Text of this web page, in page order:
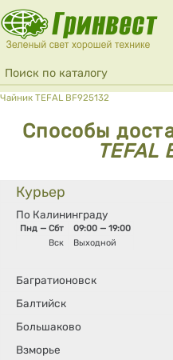
Перейти к основному
Форма поиска
Поиск
Вы здесь
Чайник TEFAL BF925132
Способы
TEFAL
Курьер
По Калининграду
Пнд — Сбт
09:00 — 19:00
Вск
Выходной
Багратионовск
Балтийск
Большаково
Взморье